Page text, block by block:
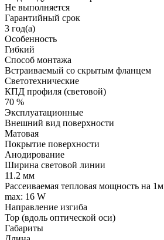
Не выполняется
Гарантийный срок
3 год(а)
Особенность
Гибкий
Способ монтажа
Встраиваемый со скрытым фланцем
Светотехнические
КПД профиля (cветовой)
70 %
Эксплуатационные
Внешний вид поверхности
Матовая
Покрытие поверхности
Анодирование
Ширина световой линии
11.2 мм
Рассеиваемая тепловая мощность на 1м
max: 16 W
Направление изгиба
Top (вдоль оптической оси)
Габариты